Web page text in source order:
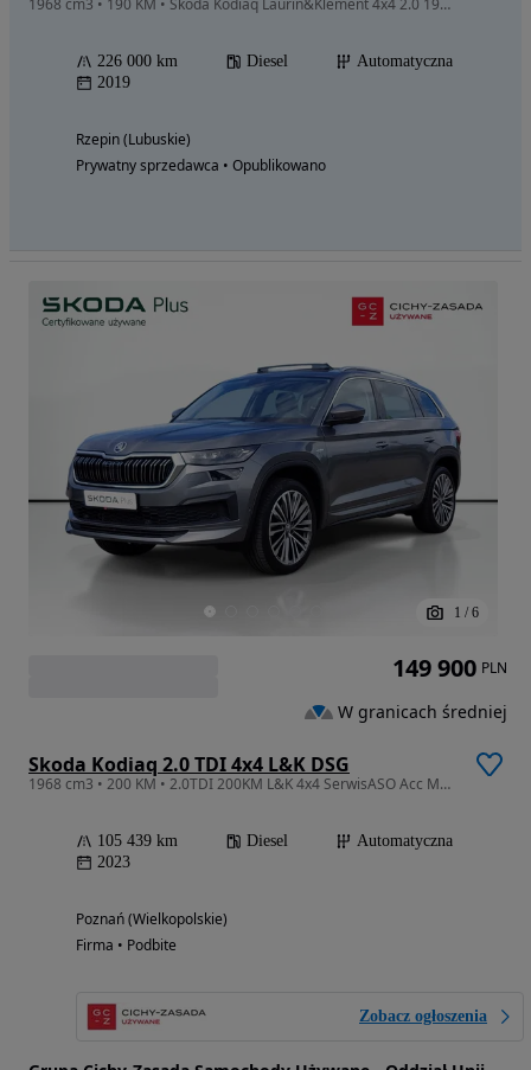
226 000 km Diesel
Automatyczna
2019
Rzepin (Lubuskie)
Prywatny sprzedawca • Opublikowano
1 / 6
Skoda Kodiaq 2.0 TDI 4x4 L&K DSG
1968 cm3 • 200 KM • 2.0TDI 200KM L&K 4x4 SerwisASO Acc Matrix Dcc Kessy Hak Panorama FV23
105 439 km Diesel
Automatyczna
2023
Poznań (Wielkopolskie)
Firma • Podbite
Zobacz ogłoszenia
149 900 PLN
W granicach średniej